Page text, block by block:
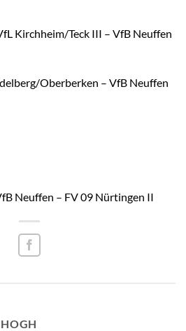
​Teck III – VfB Neuffen
​Oberberken – VfB Neuffen
– FV 09 Nürtingen II